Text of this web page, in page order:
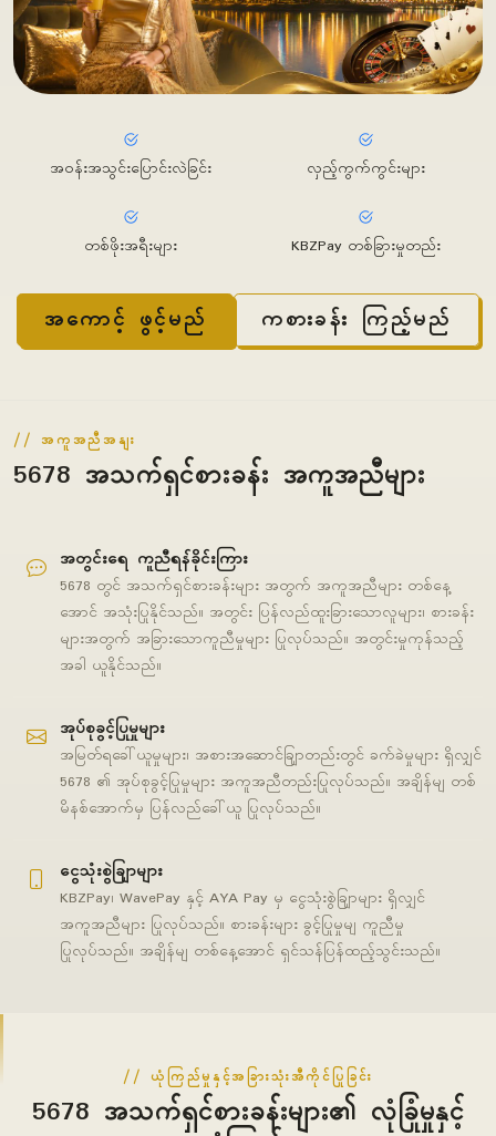
အဝန်းအသွင်းပြောင်းလဲခြင်း လှည့်ကွက်ကွင်းများ
တစ်ဖိုးအရီးများ KBZPay တစ်ခြားမှုတည်း
အကောင့် ဖွင့်မည် ကစားခန်း ကြည့်မည်
အကူအညီအနျး
5678 အသက်ရှင်စားခန်း အကူအညီများ
အတွင်းရေ ကူညီရန်ခိုင်းကြား
5678 တွင် အသက်ရှင်စားခန်းများ အတွက် အကူအညီများ တစ်နေ့
အောင် အသုံးပြုနိုင်သည်။ အတွင်း ပြန်လည်ထူးခြားသောလူများ၊ စားခန်း
များအတွက် အခြားသောကူညီမှုများ ပြုလုပ်သည်။ အတွင်းမှုကုန်သည့်
အခါ ယူနိုင်သည်။
အုပ်စုခွင့်ပြုမှုများ
အမြတ်ရခေါ်ယူမှုများ၊ အစားအဆောင်ချြာတည်းတွင် ခက်ခဲမှုများ ရှိလျှင်
5678 ၏ အုပ်စုခွင့်ပြုမှုများ အကူအညီတည်းပြုလုပ်သည်။ အချိန်မျ တစ်
မိနစ်အောက်မှ ပြန်လည်ခေါ်ယူ ပြုလုပ်သည်။
ငွေသုံးစွဲချြာများ
KBZPay၊ WavePay နှင့် AYA Pay မှ ငွေသုံးစွဲချြာများ ရှိလျှင်
အကူအညီများ ပြုလုပ်သည်။ စားခန်းများ ခွင့်ပြုမှုမျ ကူညီမှု
ပြုလုပ်သည်။ အချိန်မျ တစ်နေ့အောင် ရှင်သန်ပြန်ထည့်သွင်းသည်။
ယုံကြည်မှုနှင့်အခြားသုံးအီကိုင်ပြုခြင်း
5678 အသက်ရှင်စားခန်းများ၏ လုံခြုံမှုနှင့်